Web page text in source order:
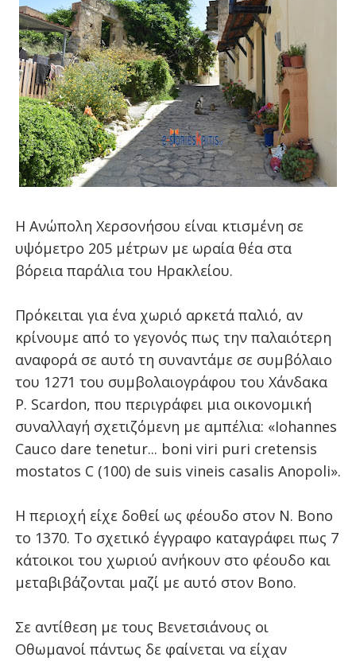
Η Ανώπολη Χερσονήσου είναι κτισμένη σε
υψόμετρο 205 μέτρων με ωραία θέα στα
βόρεια παράλια του Ηρακλείου.
Πρόκειται για ένα χωριό αρκετά παλιό, αν
κρίνουμε από το γεγονός πως την παλαιότερη
αναφορά σε αυτό τη συναντάμε σε συμβόλαιο
του 1271 του συμβολαιογράφου του Χάνδακα
P. Scardon, που περιγράφει μια οικονομική
συναλλαγή σχετιζόμενη με αμπέλια: «Iohannes
Cauco dare tenetur... boni viri puri cretensis
mostatos C(100) de suis vineis casalis Anopoli».
Η περιοχή είχε δοθεί ως φέουδο στον N. Bono
το 1370. Το σχετικό έγγραφο καταγράφει πως 7
κάτοικοι του χωριού ανήκουν στο φέουδο και
μεταβιβάζονται μαζί με αυτό στον Bono.
Σε αντίθεση με τους Βενετσιάνους οι
Οθωμανοί πάντως δε φαίνεται να είχαν